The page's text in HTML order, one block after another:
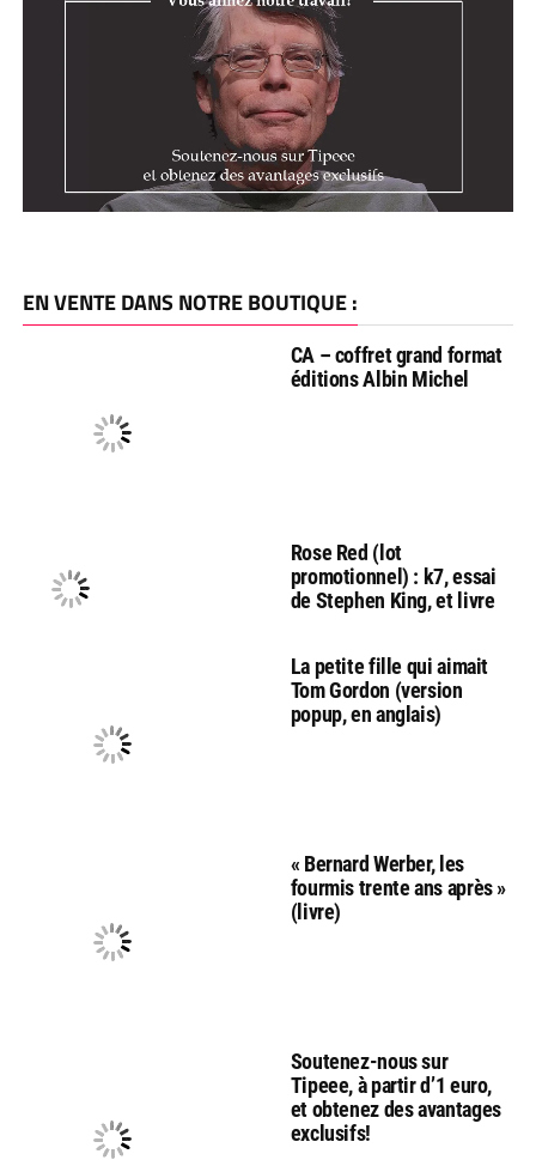
EN VENTE DANS NOTRE BOUTIQUE :
CA – coffret grand format
éditions Albin Michel
Rose Red (lot
promotionnel) : k7, essai
de Stephen King, et livre
La petite fille qui aimait
Tom Gordon (version
popup, en anglais)
« Bernard Werber, les
fourmis trente ans après »
(livre)
Soutenez-nous sur
Tipeee, à partir d’1 euro,
et obtenez des avantages
exclusifs!